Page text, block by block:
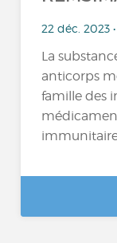
22 déc. 2023
La
anticorps
famille des